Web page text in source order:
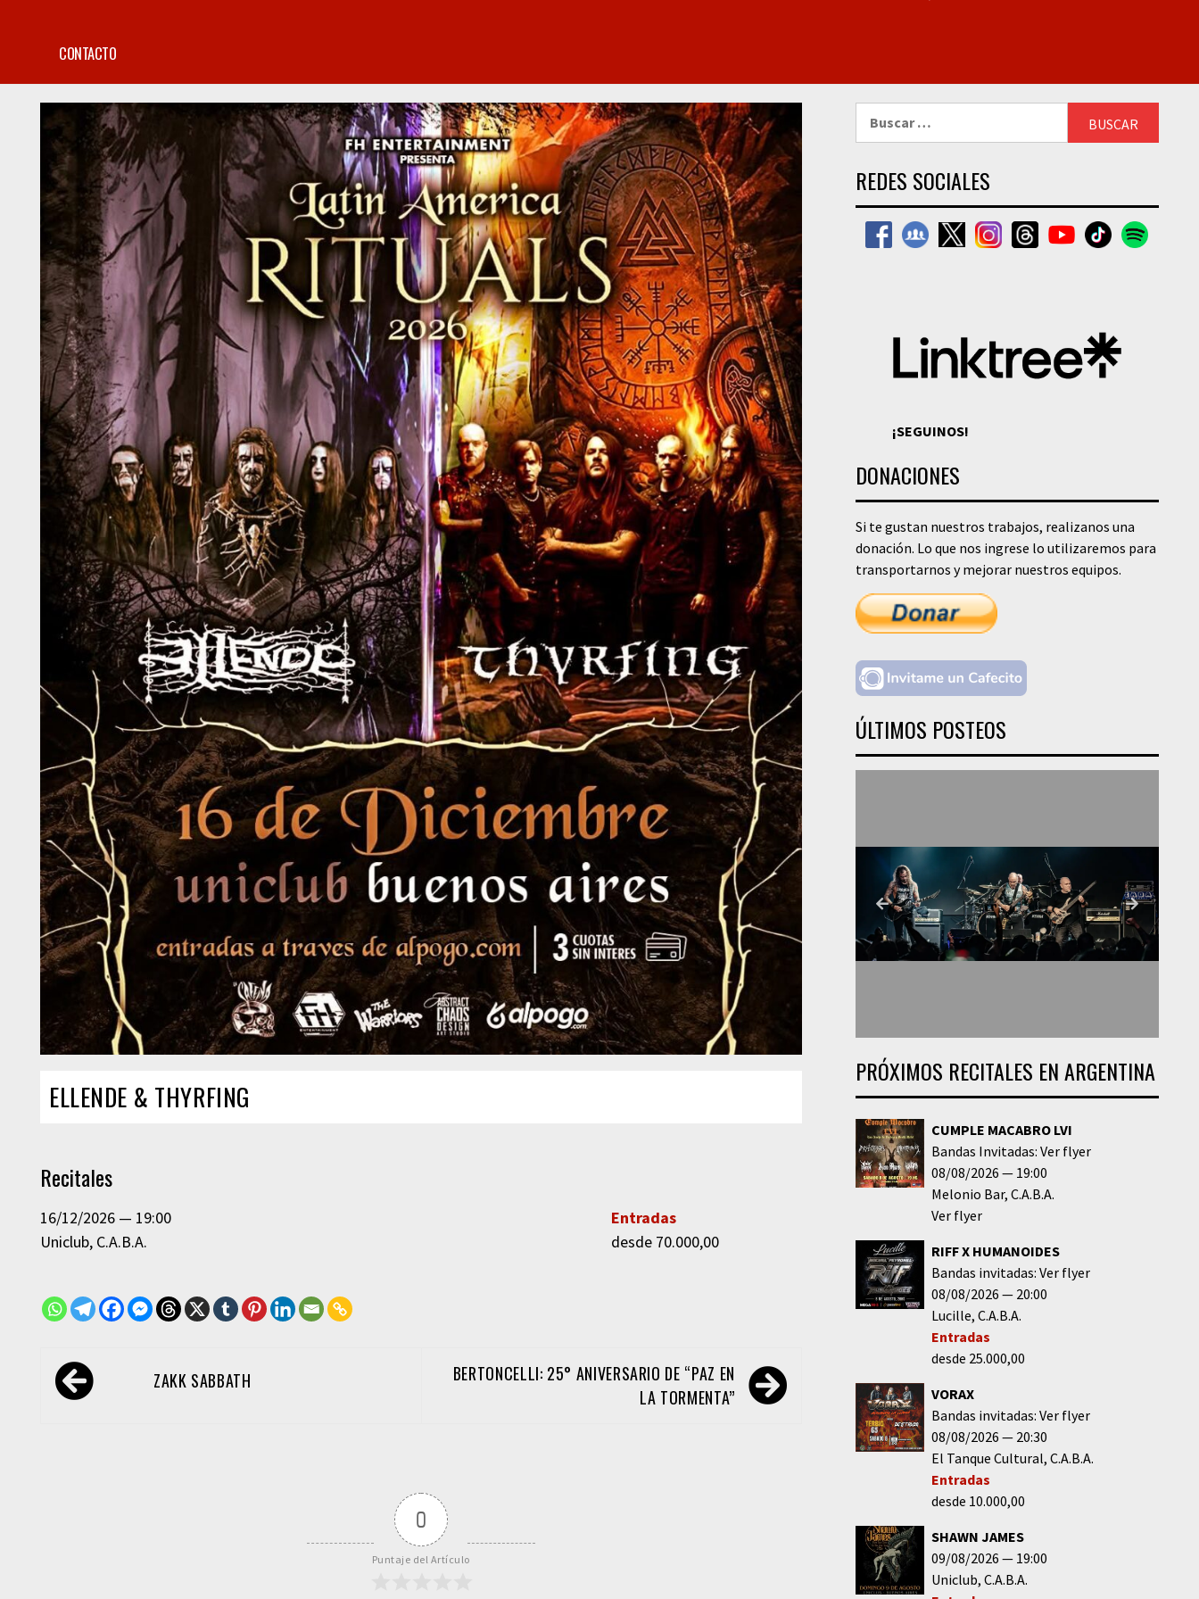
CONTACTO
ELLENDE & THYRFING
Recitales
16/12/2026
19:00
Uniclub C.A.B.A.
Entradas
desde 70.000,00
Navegación
de ZAKK SABBATH
BERTONCELLI: 25° ANIVERSARIO DE “PAZ EN
LA TORMENTA”
0
Puntaje del Artículo
REDES SOCIALES
¡SEGUINOS!
DONACIONES
Si te gustan nuestros trabajos, realizanos una
donación. Lo que nos ingrese lo utilizaremos para
transportarnos y mejorar nuestros equipos.
ÚLTIMOS POSTEOS
PRÓXIMOS RECITALES EN ARGENTINA
CUMPLE MACABRO LVI
Bandas Invitadas: Ver flyer
08/08/2026
19:00
Melonio Bar C.A.B.A.
Ver flyer
RIFF X HUMANOIDES
Bandas invitadas: Ver flyer
08/08/2026
20:00
Lucille C.A.B.A.
Entradas
desde 25.000,00
VORAX
Bandas invitadas: Ver flyer
08/08/2026
20:30
El Tanque Cultural C.A.B.A.
Entradas
desde 10.000,00
SHAWN JAMES
09/08/2026
19:00
Uniclub C.A.B.A.